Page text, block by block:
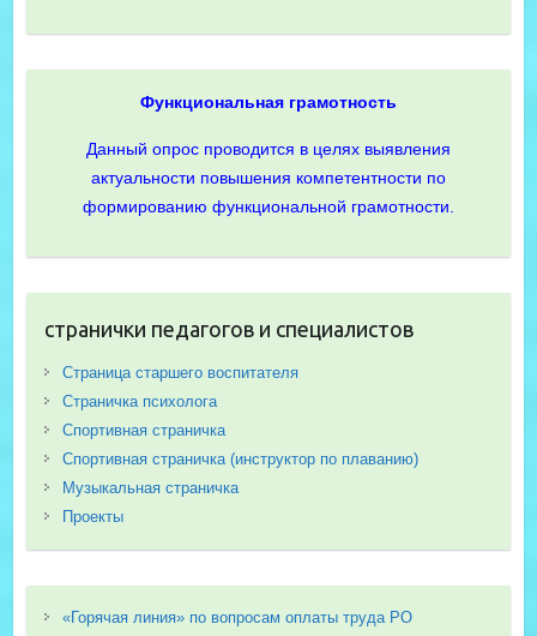
Функциональная грамотность
Данный опрос проводится в целях выявления
актуальности повышения компетентности по
формированию функциональной грамотности.
странички педагогов и специалистов
Страница старшего воспитателя
Страничка психолога
Спортивная страничка
Спортивная страничка (инструктор по плаванию)
Музыкальная страничка
Проекты
«Горячая линия» по вопросам оплаты труда РО